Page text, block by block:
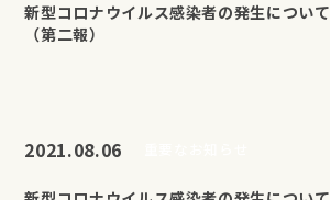
新型コロナウイルス感染者の発生について
（第二報）
2021.08.06